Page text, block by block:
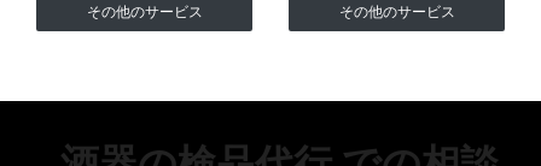
その他のサービス その他のサービス